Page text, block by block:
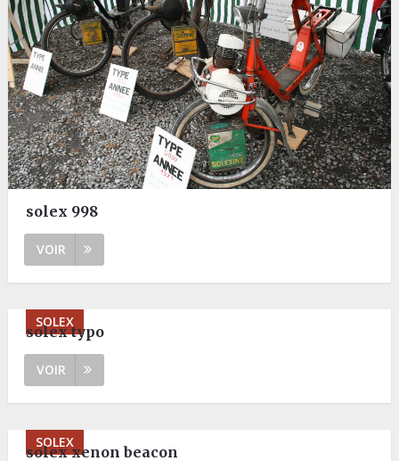
solex 998
VOIR
SOLEX
solex typo
VOIR
SOLEX
solex xenon beacon